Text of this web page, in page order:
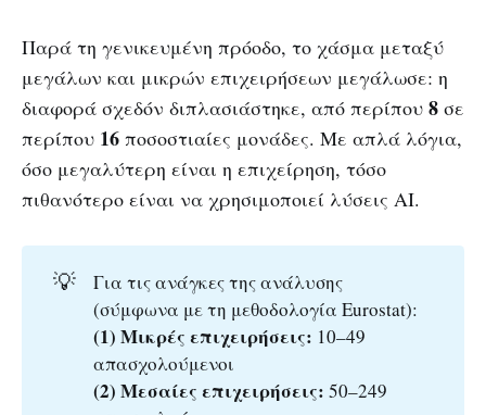
Παρά τη γενικευμένη πρόοδο, το χάσμα μεταξύ
μεγάλων και μικρών επιχειρήσεων μεγάλωσε: η
διαφορά σχεδόν διπλασιάστηκε, από περίπου 8 σε
περίπου 16 ποσοστιαίες μονάδες. Με απλά λόγια,
όσο μεγαλύτερη είναι η επιχείρηση, τόσο
πιθανότερο είναι να χρησιμοποιεί λύσεις ΑΙ.
💡
Για τις ανάγκες της ανάλυσης
(σύμφωνα με τη μεθοδολογία Eurostat):
(1) Μικρές επιχειρήσεις: 10–49
απασχολούμενοι
(2) Μεσαίες επιχειρήσεις: 50–249